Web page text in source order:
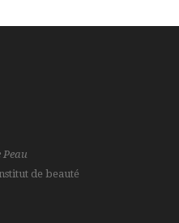
Peau
de beauté